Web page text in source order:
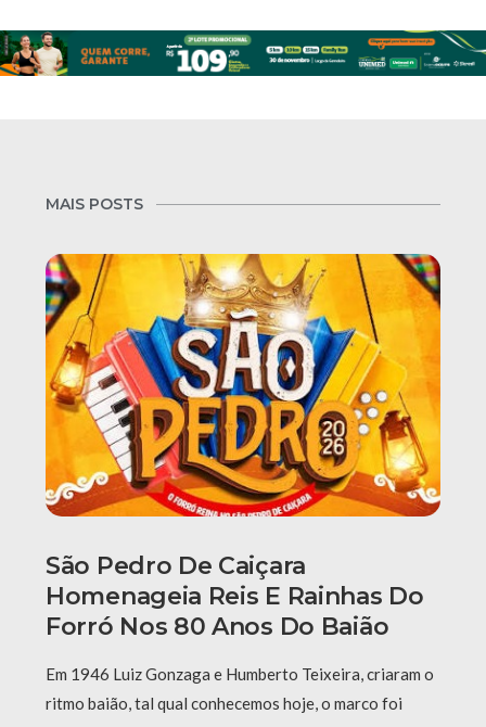
MAIS POSTS
São Pedro De Caiçara
Homenageia Reis E Rainhas Do
Forró Nos 80 Anos Do Baião
Em 1946 Luiz Gonzaga e Humberto Teixeira, criaram o
ritmo baião, tal qual conhecemos hoje, o marco foi